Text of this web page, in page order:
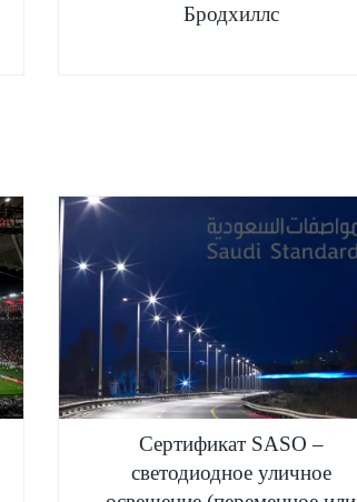
Бродхиллс
Сертификат SASO –
светодиодное уличное